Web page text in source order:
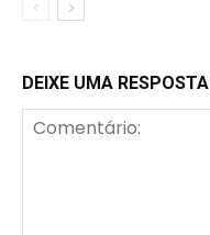
DEIXE UMA RESPOSTA